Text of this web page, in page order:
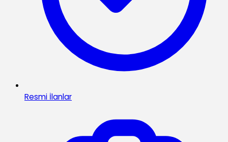
Resmi İlanlar